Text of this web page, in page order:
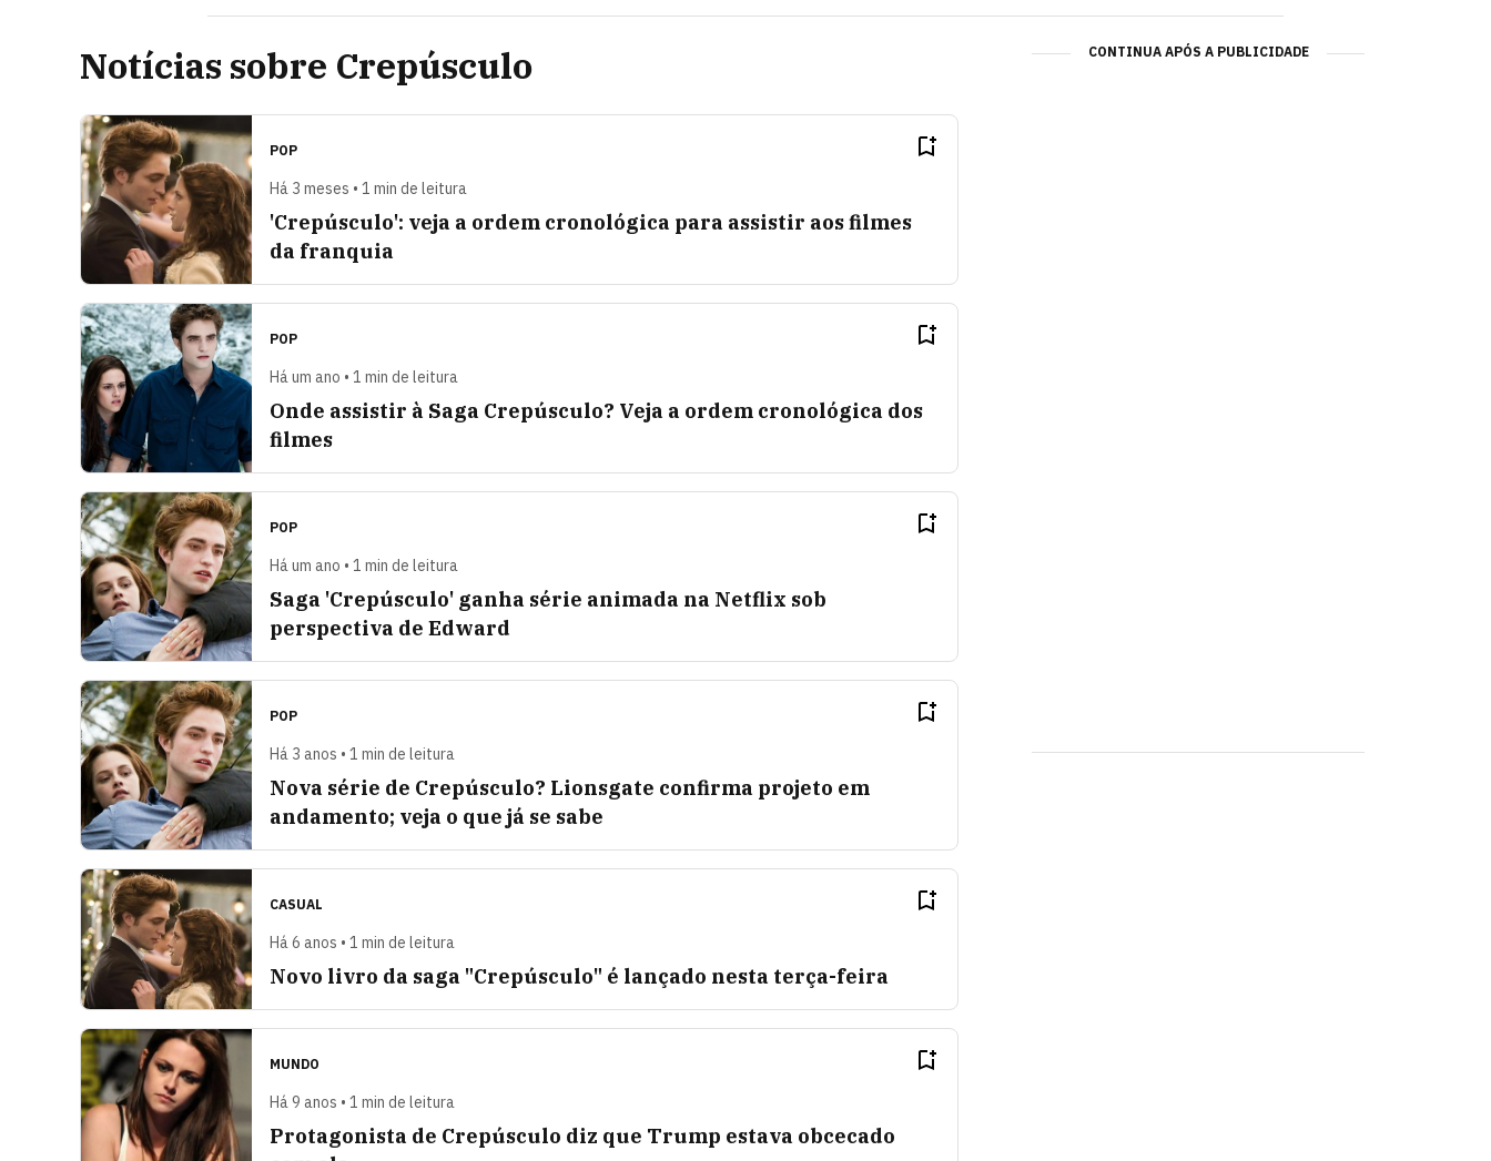
Notícias sobre Crepúsculo
POP
Há 3 meses • 1 min de leitura
'Crepúsculo': veja a ordem cronológica para assistir aos filmes
da franquia
POP
Há um ano • 1 min de leitura
Onde assistir à Saga Crepúsculo? Veja a ordem cronológica dos
filmes
POP
Há um ano • 1 min de leitura
Saga 'Crepúsculo' ganha série animada na Netflix sob
perspectiva de Edward
POP
Há 3 anos • 1 min de leitura
Nova série de Crepúsculo? Lionsgate confirma projeto em
andamento; veja o que já se sabe
CASUAL
Há 6 anos • 1 min de leitura
Novo livro da saga "Crepúsculo" é lançado nesta terça-feira
MUNDO
Há 9 anos • 1 min de leitura
Protagonista de Crepúsculo diz que Trump estava obcecado
CONTINUA APÓS A PUBLICIDADE